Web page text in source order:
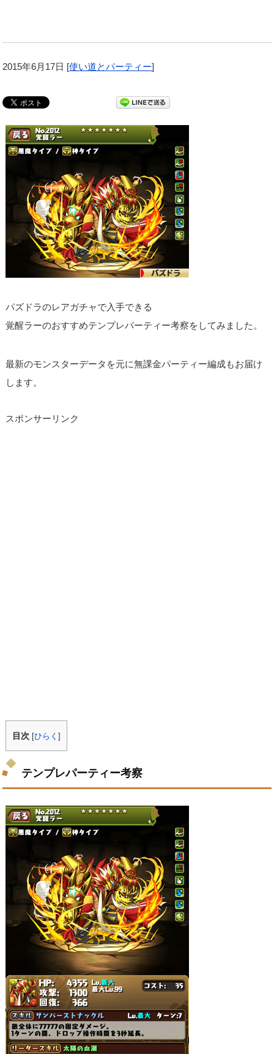
2015年6月17日 [使い道とパーティー]
パズドラのレアガチャで入手できる
覚醒ラーのおすすめテンプレパーティー考察をしてみました。
最新のモンスターデータを元に無課金パーティー編成もお届け
します。
スポンサーリンク
目次 [ひらく]
テンプレパーティー考察